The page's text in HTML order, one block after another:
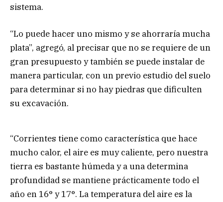
sistema.
“Lo puede hacer uno mismo y se ahorraría mucha
plata”, agregó, al precisar que no se requiere de un
gran presupuesto y también se puede instalar de
manera particular, con un previo estudio del suelo
para determinar si no hay piedras que dificulten
su excavación.
“Corrientes tiene como característica que hace
mucho calor, el aire es muy caliente, pero nuestra
tierra es bastante húmeda y a una determina
profundidad se mantiene prácticamente todo el
año en 16° y 17°. La temperatura del aire es la